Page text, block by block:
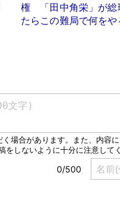
権 「田中角栄」が総
たらこの難局で何をや